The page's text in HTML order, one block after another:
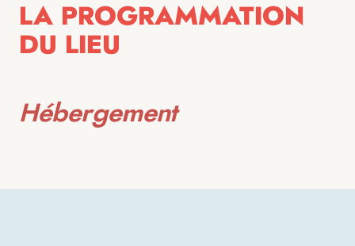
LA PROGRAMMATION
DU LIEU
Hébergement